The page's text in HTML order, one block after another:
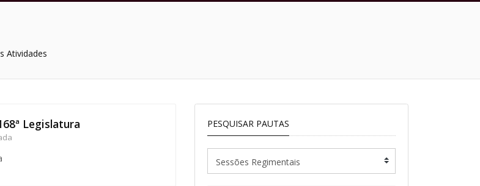
Atividades
Legislatura PESQUISAR PAUTAS